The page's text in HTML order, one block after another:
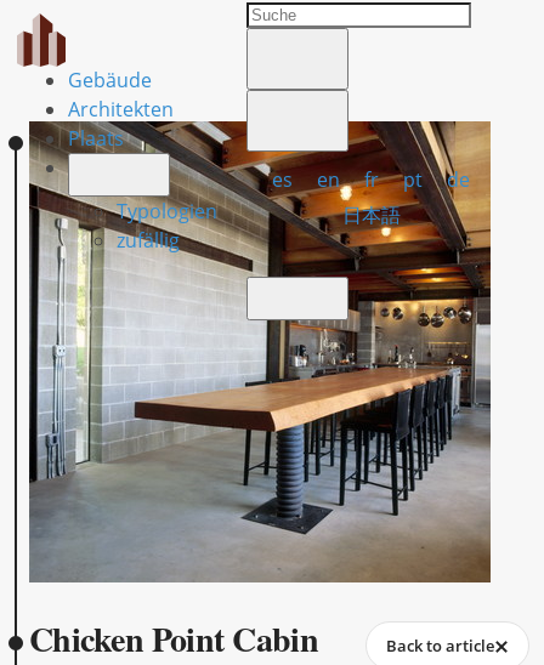
Gebäude
Architekten
Plaats
Typologien
zufällig
es en fr pt
de
日本語
Chicken Point Cabin Back to article